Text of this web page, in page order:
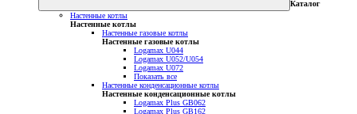
Каталог
Настенные котлы
Настенные котлы
Настенные газовые котлы
Настенные газовые котлы
Logamax U044
Logamax U052/U054
Logamax U072
Показать все
Настенные конденсационные котлы
Настенные конденсационные котлы
Logamax Plus GB062
Logamax Plus GB162